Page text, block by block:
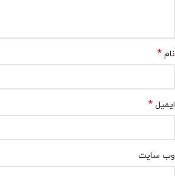
نام *
ایمیل *
وب‌ سایت